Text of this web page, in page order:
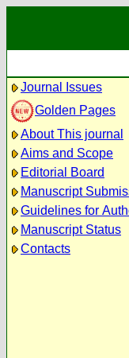
Journal Issues
Golden Pages
About This journal
Aims and Scope
Editorial Board
Manuscript
Guidelines for
Manuscript Status
Contacts